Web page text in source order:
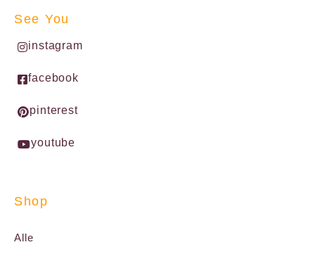
See You
instagram
facebook
pinterest
youtube
Shop
Alle